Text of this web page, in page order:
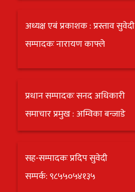
अध्यक्ष एबं प्रकाशक : प्रस्ताव सुवेदी
सम्पादकः नारायण काफ्ले
प्रधान सम्पादकः सनद अधिकारी
समाचार प्रमुख : अम्विका बन्जाडे
सह-सम्पादकः प्रदिप सुवेदी
सम्पर्क: ९८५५०५४१३५